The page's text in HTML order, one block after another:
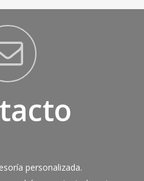
personalizada.